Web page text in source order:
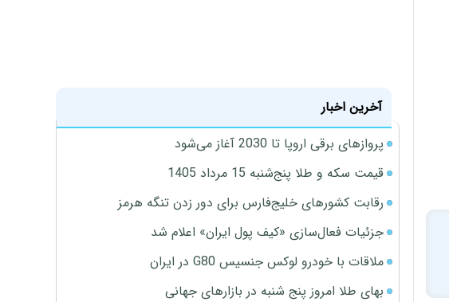
آخرین اخبار
پروازهای برقی اروپا تا 2030 آغاز می‌شود
قیمت سکه و طلا پنج‌شنبه 15 مرداد 1405
رقابت کشورهای خلیج‌فارس برای دور زدن تنگه هرمز
جزئیات فعال‌سازی «کیف پول ایران» اعلام شد
ملاقات با خودرو لوکس جنسیس G80 در ایران
بهای طلا امروز پنج شنبه در بازارهای جهانی